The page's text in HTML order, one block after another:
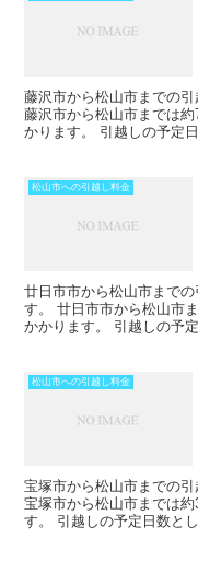
藤沢市から松山市までの
藤沢市から松山市までは
かります。 引越しの予定
松山市への引越し料金
廿日市市から松山市まで
す。 廿日市市から松山市
かかります。 引越しの予
松山市への引越し料金
宝塚市から松山市までの
宝塚市から松山市までは
す。 引越しの予定日数と